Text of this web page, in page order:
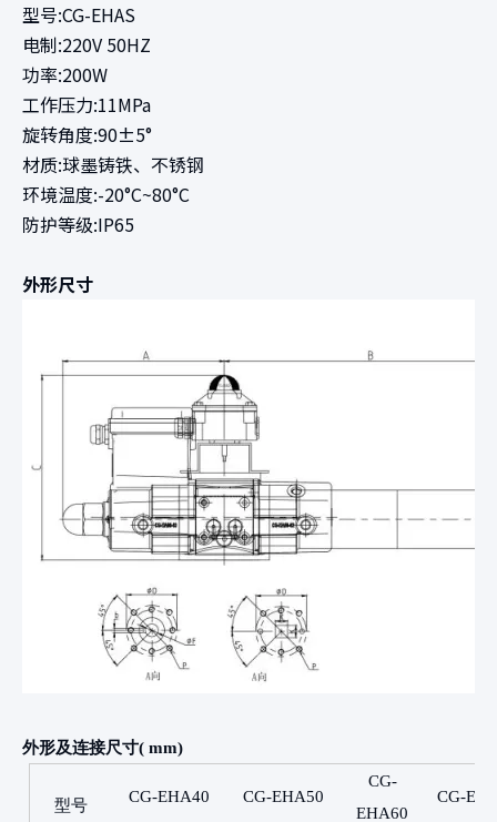
型号:CG-EHAS
电制:220V 50HZ
功率:200W
工作压力:11MPa
旋转角度:90±5°
材质:球墨铸铁、不锈钢
环境温度:-20°C~80°C
防护等级:IP65
外形尺寸
外形及连接尺寸( mm)
型号 CG-EHA40 CG-EHA50
CG-
EHA60
CG-